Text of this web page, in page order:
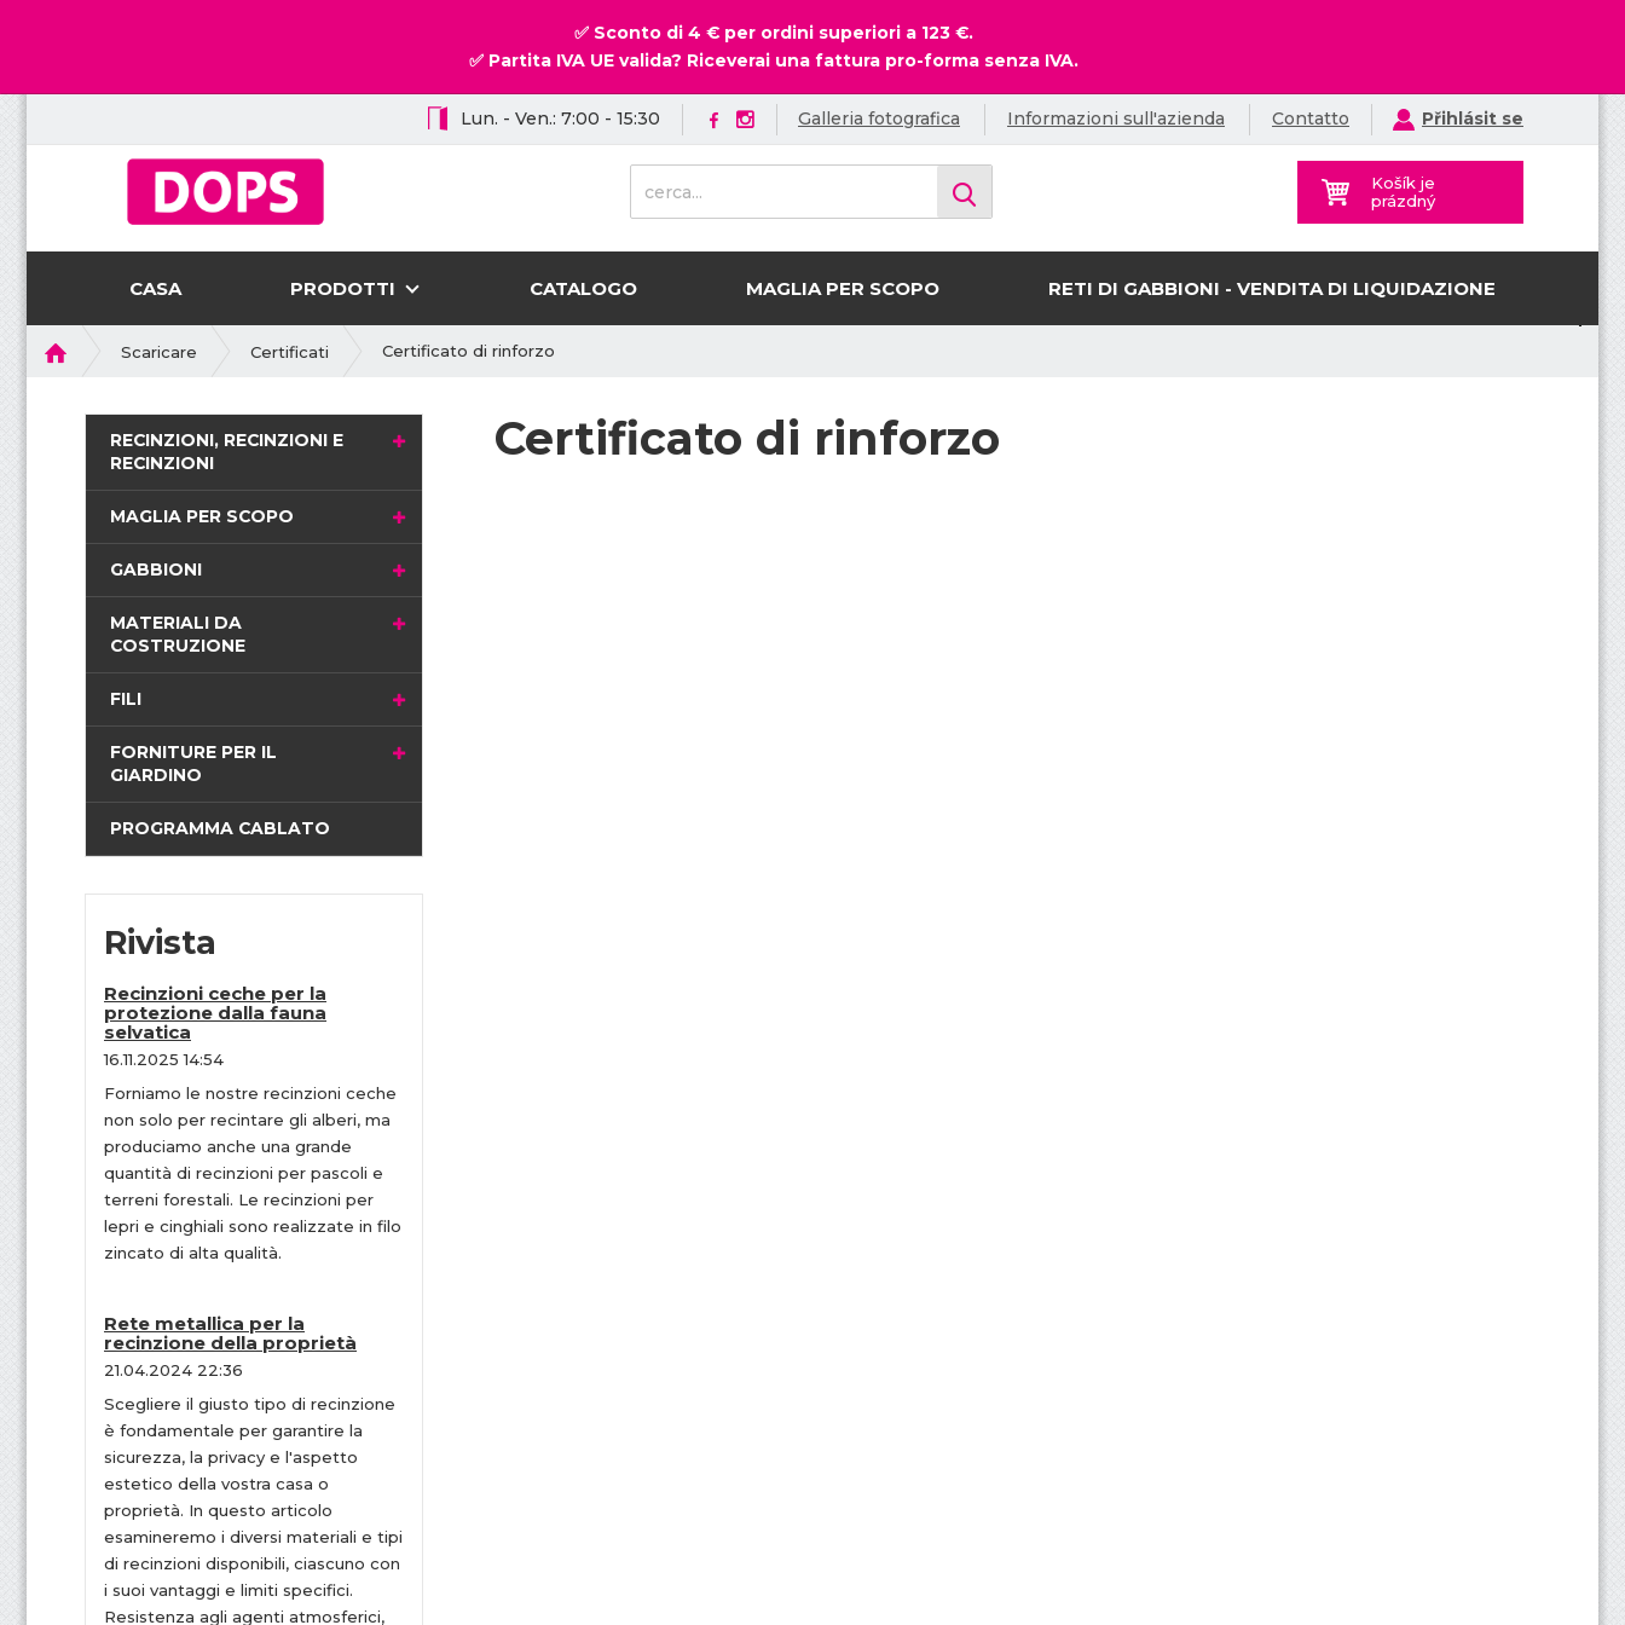
✅ Sconto di 4 € per ordini superiori a 123 €.
✅ Partita IVA UE valida? Riceverai una fattura pro-forma senza IVA.
Lun. - Ven.: 7:00 - 15:30 Galleria fotografica Informazioni sull'azienda Contatto Přihlásit se
c
a
Košík je
prázdný
CASA PRODOTTI CATALOGO MAGLIA PER SCOPO RETI DI GABBIONI - VENDITA DI LIQUIDAZIONE
Scaricare Certificati Certificato di rinforzo
Certificato di rinforzo
RECINZIONI, RECINZIONI E
RECINZIONI
MAGLIA PER SCOPO
GABBIONI
MATERIALI DA
COSTRUZIONE
FILI
FORNITURE PER IL
GIARDINO
PROGRAMMA CABLATO
Rivista
Recinzioni ceche per la
protezione dalla fauna
selvatica
16.11.2025 14:54
Forniamo le nostre recinzioni ceche
non solo per recintare gli alberi, ma
produciamo anche una grande
quantità di recinzioni per pascoli e
terreni forestali. Le recinzioni per
lepri e cinghiali sono realizzate in filo
zincato di alta qualità.
Rete metallica per la
recinzione della proprietà
21.04.2024 22:36
Scegliere il giusto tipo di recinzione
è fondamentale per garantire la
sicurezza, la privacy e l'aspetto
estetico della vostra casa o
proprietà. In questo articolo
esamineremo i diversi materiali e tipi
di recinzioni disponibili, ciascuno con
i suoi vantaggi e limiti specifici.
Resistenza agli agenti atmosferici,